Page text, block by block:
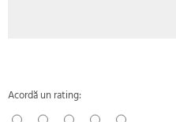
Acordă un rating: